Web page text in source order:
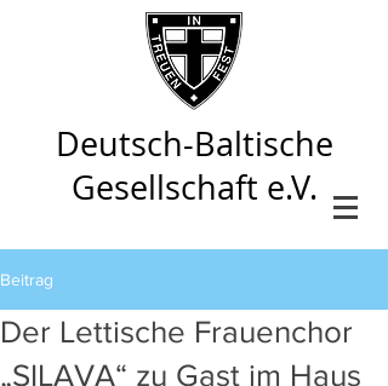
Deutsch-Baltische
Gesellschaft e.V.
Beitrag
Der Lettische Frauenchor
„SILAVA“ zu Gast im Haus